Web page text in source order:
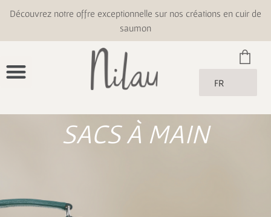
Découvrez notre offre exceptionnelle sur nos créations en cuir de
saumon
FR
SACS À MAIN